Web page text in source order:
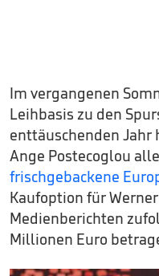
Im vergangenen
Leihbasis zu den
enttäuschenden Jahr
Ange Postecoglou
frischgebackene
Kaufoption für
Medienberichten
Millionen Euro